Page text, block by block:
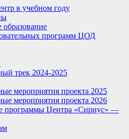
в учебном году
программ ЦОД
трек 2024-2025
мероприятия проекта 2025
мероприятия проекта 2026
программы Центра «Сириус» —